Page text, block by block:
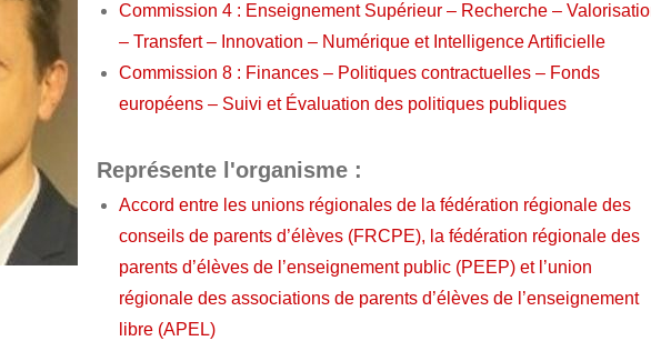
Commission 4 : Enseignement Supérieur – Recherche –
– Transfert – Innovation – Numérique et Intelligence Artificielle
Commission 8 : Finances – Politiques contractuelles – Fonds
européens – Suivi et Évaluation des politiques publiques
Représente l'organisme :
Accord entre les unions régionales de la fédération régionale des
conseils de parents d’élèves (FRCPE), la fédération régionale des
parents d’élèves de l’enseignement public (PEEP) et l’union
régionale des associations de parents d’élèves de l’enseignement
libre (APEL)